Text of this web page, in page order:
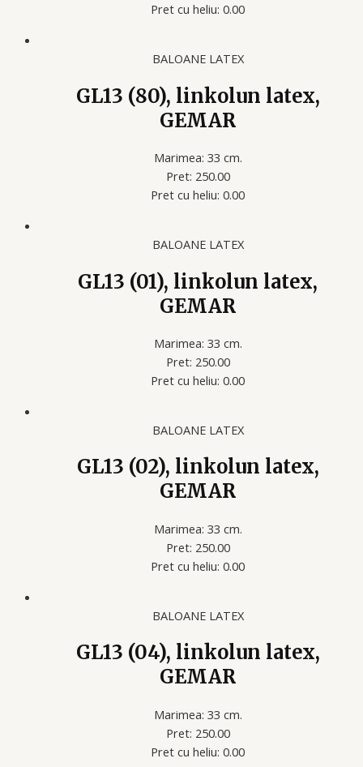
Pret cu heliu: 0.00
BALOANE LATEX
GL13 (80), linkolun latex,
GEMAR
Marimea: 33 cm.
Pret: 250.00
Pret cu heliu: 0.00
BALOANE LATEX
GL13 (01), linkolun latex,
GEMAR
Marimea: 33 cm.
Pret: 250.00
Pret cu heliu: 0.00
BALOANE LATEX
GL13 (02), linkolun latex,
GEMAR
Marimea: 33 cm.
Pret: 250.00
Pret cu heliu: 0.00
BALOANE LATEX
GL13 (04), linkolun latex,
GEMAR
Marimea: 33 cm.
Pret: 250.00
Pret cu heliu: 0.00